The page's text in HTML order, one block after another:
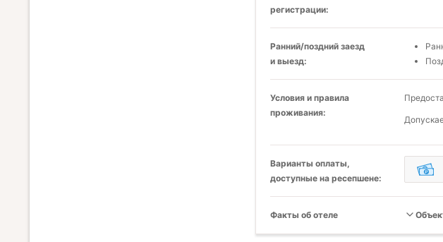
регистрации:
Ранний/поздний заезд
и выезд:
Условия и правила
проживания:
Варианты оплаты,
доступные на ресепшене:
Факты об отеле